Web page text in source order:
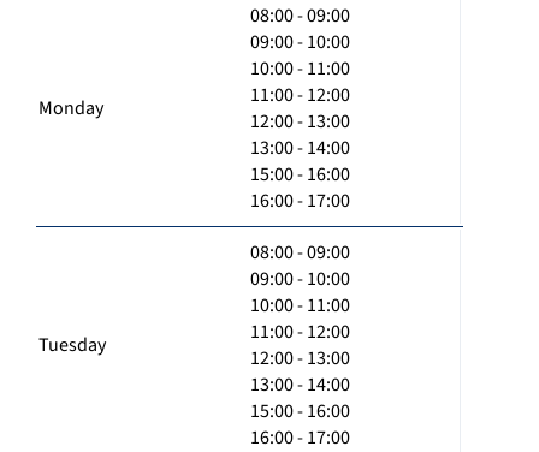
Monday
08:00 - 09:00
09:00 - 10:00
10:00 - 11:00
11:00 - 12:00
12:00 - 13:00
13:00 - 14:00
15:00 - 16:00
16:00 - 17:00
Tuesday
08:00 - 09:00
09:00 - 10:00
10:00 - 11:00
11:00 - 12:00
12:00 - 13:00
13:00 - 14:00
15:00 - 16:00
16:00 - 17:00